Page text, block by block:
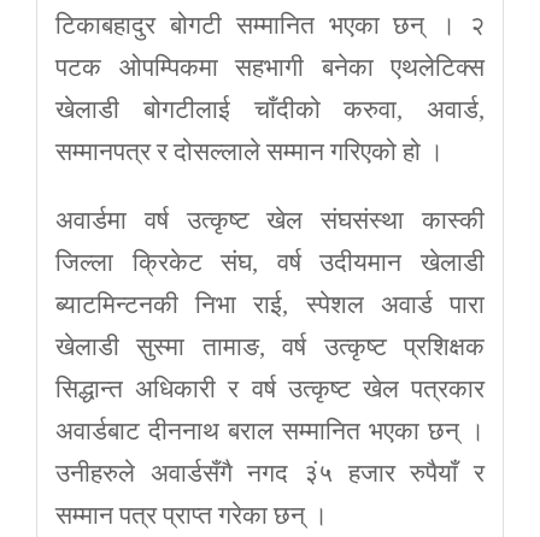
टिकाबहादुर बोगटी सम्मानित भएका छन् । २
पटक ओपम्पिकमा सहभागी बनेका एथलेटिक्स
खेलाडी बोगटीलाई चाँदीको करुवा, अवार्ड,
सम्मानपत्र र दोसल्लाले सम्मान गरिएको हो ।
अवार्डमा वर्ष उत्कृष्ट खेल संघसंस्था कास्की
जिल्ला क्रिकेट संघ, वर्ष उदीयमान खेलाडी
ब्याटमिन्टनकी निभा राई, स्पेशल अवार्ड पारा
खेलाडी सुस्मा तामाङ, वर्ष उत्कृष्ट प्रशिक्षक
सिद्धान्त अधिकारी र वर्ष उत्कृष्ट खेल पत्रकार
अवार्डबाट दीननाथ बराल सम्मानित भएका छन् ।
उनीहरुले अवार्डसँगै नगद ३ं५ हजार रुपैयाँ र
सम्मान पत्र प्राप्त गरेका छन् ।